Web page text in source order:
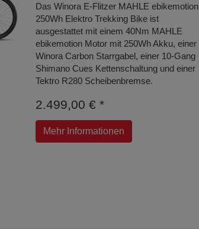
Das Winora E-Flitzer MAHLE ebikemotion
250Wh Elektro Trekking Bike ist
ausgestattet mit einem 40Nm MAHLE
ebikemotion Motor mit 250Wh Akku, einer
Winora Carbon Starrgabel, einer 10-Gang
Shimano Cues Kettenschaltung und einer
Tektro R280 Scheibenbremse.
2.499,00 € *
Mehr Informationen